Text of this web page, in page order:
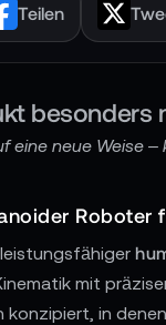
Teilen
besonders
eine neue Weise –
mit
konzipiert, in